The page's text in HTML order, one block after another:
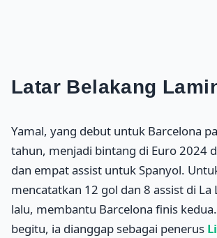
Latar Belakang
Yamal, yang debut untuk Barcelona
tahun, menjadi bintang di Euro 2024
dan empat assist untuk Spanyol.
mencatatkan 12 gol dan 8 assist di La
lalu, membantu Barcelona finis
begitu, ia dianggap sebagai penerus